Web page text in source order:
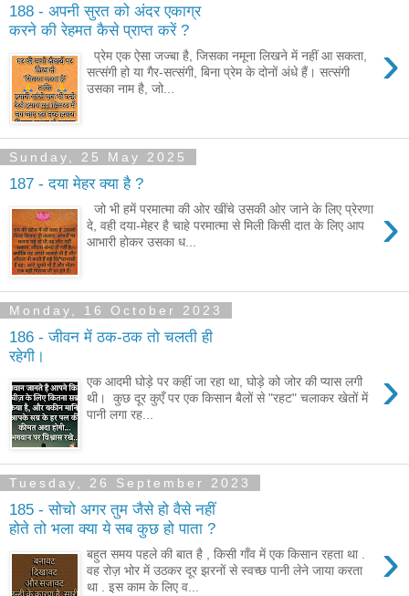
188 - अपनी सुरत को अंदर एकाग्र
करने की रेहमत कैसे प्राप्त करें ?
›
प्रेम एक ऐसा जज्बा है, जिसका नमूना लिखने में नहीं आ सकता,
सत्संगी हो या गैर-सत्संगी, बिना प्रेम के दोनों अंधे हैं। सत्संगी
उसका नाम है, जो...
Sunday, 25 May 2025
187 - दया मेहर क्या है ?
›
जो भी हमें परमात्मा की ओर खींचे उसकी ओर जाने के लिए प्रेरणा
दे, वही दया-मेहर है चाहे परमात्मा से मिली किसी दात के लिए आप
आभारी होकर उसका ध...
Monday, 16 October 2023
186 - जीवन में ठक-ठक तो चलती ही
रहेगी।
›
एक आदमी घोड़े पर कहीं जा रहा था, घोड़े को जोर की प्यास लगी
थी। कुछ दूर कुएँ पर एक किसान बैलों से "रहट" चलाकर खेतों में
पानी लगा रह...
Tuesday, 26 September 2023
185 - सोचो अगर तुम जैसे हो वैसे नहीं
होते तो भला क्या ये सब कुछ हो पाता ?
›
बहुत समय पहले की बात है , किसी गाँव में एक किसान रहता था .
वह रोज़ भोर में उठकर दूर झरनों से स्वच्छ पानी लेने जाया करता
था . इस काम के लिए व...